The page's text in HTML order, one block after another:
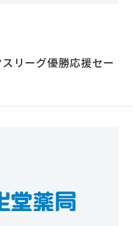
リーグ優勝応援セー